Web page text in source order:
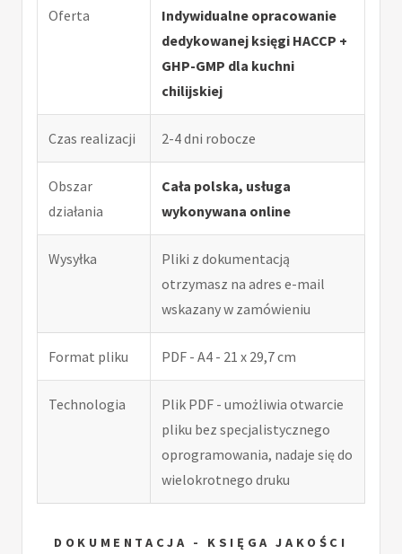
Oferta
Indywidualne opracowanie
dedykowanej księgi HACCP +
GHP-GMP dla kuchni
chilijskiej
Czas realizacji 2-4 dni robocze
Obszar
działania
Cała polska, usługa
wykonywana online
Wysyłka
Pliki z dokumentacją
otrzymasz na adres e-mail
wskazany w zamówieniu
Format pliku PDF - A4 - 21 x 29,7 cm
Technologia
Plik PDF - umożliwia otwarcie
pliku bez specjalistycznego
oprogramowania, nadaje się do
wielokrotnego druku
DOKUMENTACJA - KSIĘGA JAKOŚCI